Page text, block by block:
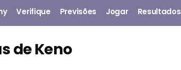
Verifique Previsões Jogar Resultados
de Keno